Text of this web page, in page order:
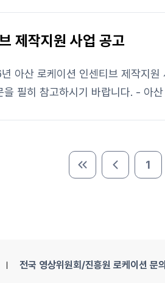
제작지원 사업 공고
료 필수 - 아산 지역 내 소비금액(공급가액)의 최대 50%(최대
처음 페이지이전 페이지
1
전국 영상위원회/진흥원 로케이션 문의